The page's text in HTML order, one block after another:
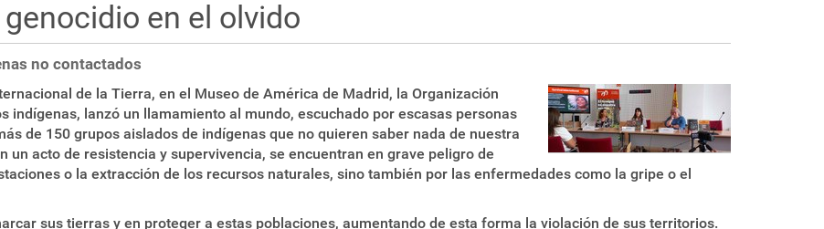
en el olvido
no contactados
de la Tierra, en el Museo de América de Madrid, la Organización
indígenas, lanzó un llamamiento al mundo, escuchado por escasas personas
de 150 grupos aislados de indígenas que no quieren saber nada de nuestra
un acto de resistencia y supervivencia, se encuentran en grave peligro de
o la extracción de los recursos naturales, sino también por las enfermedades como la gripe o el
sus tierras y en proteger a estas poblaciones, aumentando de esta forma la violación de sus territorios.